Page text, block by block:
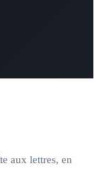
aux lettres, en